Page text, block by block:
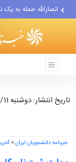
انصارالله حمله به
لفاظی جدید نتانیاهو
تاریخ انتشار: دوشنبه 1405/03/11 - 15:45
خبرنامه دانشجویان ایران>